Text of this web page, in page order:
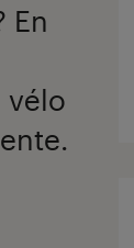
En
vélo